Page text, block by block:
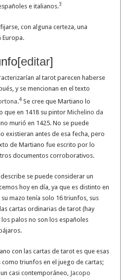
e italianos.3
con alguna certeza, una
Europa.
[editar]
al tarot parecen haberse
y se mencionan en el texto
.4 ​ Se cree que Martiano lo
que en 1418 su pintorMichelino da
murió en 1425. No se puede
existieran antes de esa fecha, pero
de Martiano fue escrito por lo
documentos corroborativos.
se puede considerar un
hoy en día, ya que es distinto en
mazo tenía solo 16 triunfos, sus
cartas ordinarias de tarot (hay
los palos no son los españoles
con las cartas de tarot es que esas
triunfos en el juego de cartas;
casi contemporáneo, Jacopo